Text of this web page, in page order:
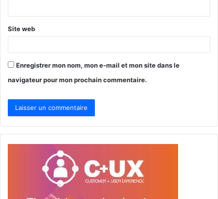
e
*
Site web
Enregistrer mon nom, mon e-mail et mon site dans le
navigateur pour mon prochain commentaire.